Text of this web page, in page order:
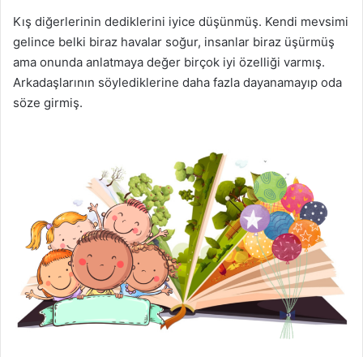
Kış diğerlerinin dediklerini iyice düşünmüş. Kendi mevsimi
gelince belki biraz havalar soğur, insanlar biraz üşürmüş
ama onunda anlatmaya değer birçok iyi özelliği varmış.
Arkadaşlarının söylediklerine daha fazla dayanamayıp oda
söze girmiş.